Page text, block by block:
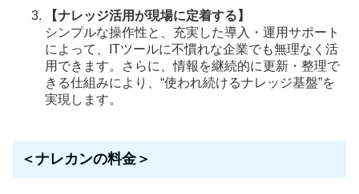
【ナレッジ活用が現場に定着する】
シンプルな操作性と、充実した導入・運用サポート
によって、ITツールに不慣れな企業でも無理なく活
用できます。さらに、情報を継続的に更新・整理で
きる仕組みにより、“使われ続けるナレッジ基盤”を
実現します。
＜ナレカンの料金＞